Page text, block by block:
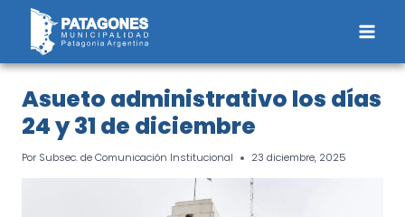
Saltar
contenido
Asueto administrativo los días
24 y 31 de diciembre
Por Subsec. de Comunicación Institucional 23 diciembre, 2025